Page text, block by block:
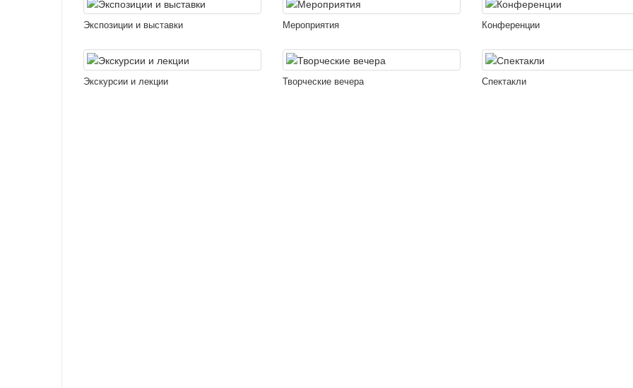
Экспозиции и выставки Мероприятия Конференции
Экскурсии и лекции Творческие вечера Спектакли